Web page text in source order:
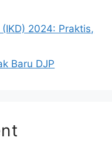
2024: Praktis,
Baru DJP